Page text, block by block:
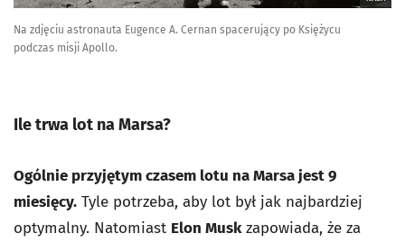
Na zdjęciu astronauta Eugence A. Cernan spacerujący po Księżycu
podczas misji Apollo.
Ile trwa lot na Marsa?
Ogólnie przyjętym czasem lotu na Marsa jest 9
miesięcy. Tyle potrzeba, aby lot był jak najbardziej
optymalny. Natomiast Elon Muskzapowiada, że za